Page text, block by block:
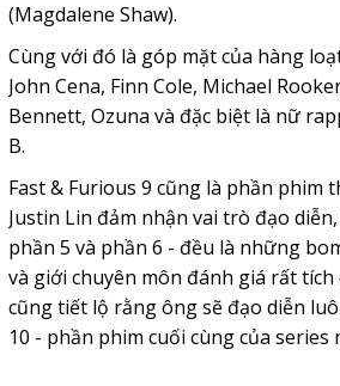
(Magdalene Shaw).
Cùng với đó là góp mặt của hàng
John Cena, Finn Cole, Michael
Bennett, Ozuna và đặc biệt là nữ
B.
Fast & Furious 9 cũng là phần phim
Justin Lin đảm nhận vai trò đạo
phần 5 và phần 6 - đều là những
và giới chuyên môn đánh giá rất tích
cũng tiết lộ rằng ông sẽ đạo diễn
10 - phần phim cuối cùng của series